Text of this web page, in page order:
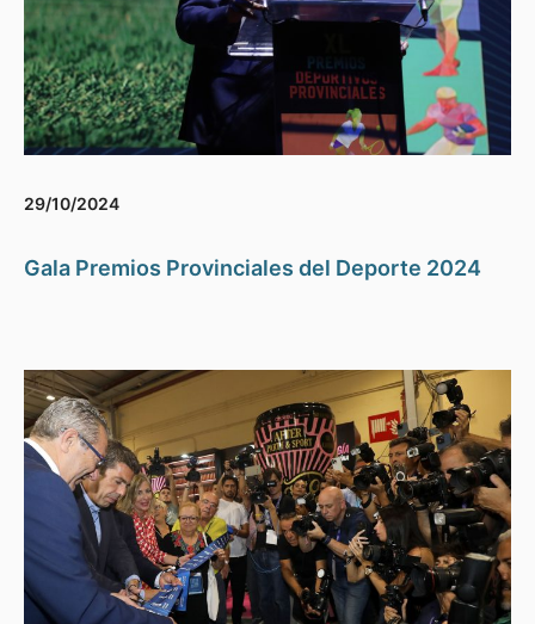
29/10/2024
Gala Premios Provinciales del Deporte 2024